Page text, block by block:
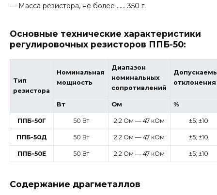
— Масса резистора, не более …… 350 г.
Основные технические характеристики
регулировочных резисторов ППБ-50:
Тип
резистора
Номинальная
мощность
Диапазон
номинальных
сопротивлений
отклонения
Вт Ом %
ППБ-50Г 50 Вт 2,2 Ом — 47 кОм ±5; ±10
ППБ-50Д 50 Вт 2,2 Ом — 47 кОм ±5; ±10
ППБ-50Е 50 Вт 2,2 Ом — 47 кОм ±5; ±10
Содержание драгметаллов